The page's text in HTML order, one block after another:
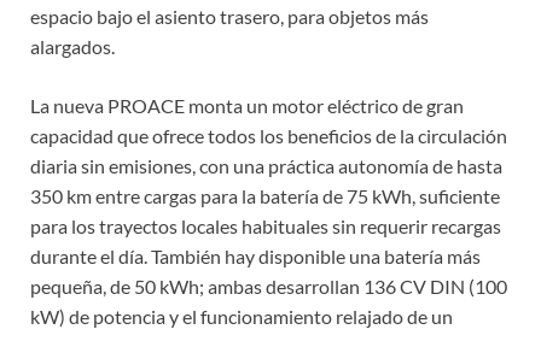
espacio bajo el asiento trasero, para objetos más
alargados.
La nueva PROACE monta un motor eléctrico de gran
capacidad que ofrece todos los beneficios de la circulación
diaria sin emisiones, con una práctica autonomía de hasta
350 km entre cargas para la batería de 75 kWh, suficiente
para los trayectos locales habituales sin requerir recargas
durante el día. También hay disponible una batería más
pequeña, de 50 kWh; ambas desarrollan 136 CV DIN (100
kW) de potencia y el funcionamiento relajado de un